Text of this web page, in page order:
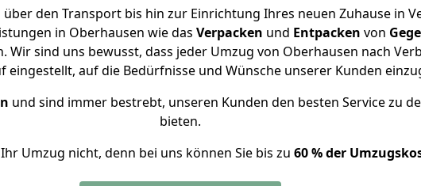
den Transport bis hin zur Einrichtung Ihres neuen Zuhause in
in Oberhausen wie das Verpacken und Entpacken von
Wir sind uns bewusst, dass jeder Umzug von Oberhausen nach
eingestellt, auf die Bedürfnisse und Wünsche unserer Kunden
und sind immer bestrebt, unseren Kunden den besten Service zu
bieten.
Umzug nicht, denn bei uns können Sie bis zu 60 % der